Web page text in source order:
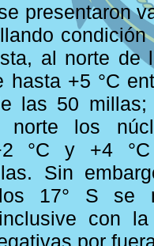
presentaron
al norte de
hasta +5 °C
las 50 millas;
los
°C y +4
Sin
17° S se
con
por